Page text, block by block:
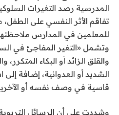
المدرسية رصد التغيرات
تفاقم الأثر النفسي على
للمعلمين في المدارس
وتشمل «التغير المفاجئ في
والقلق الزائد أو البكاء
الشديد أو العدوانية، إضافة
قاسية في وصف نفسه أو
وشددت على أن الرسائل